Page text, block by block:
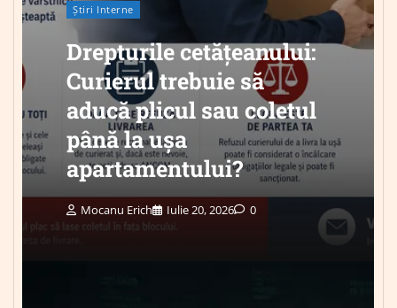
Știri Interne
Drepturile cetățeanului:
Curierul trebuie să
aducă plicul sau coletul
până la ușa
apartamentului?
Mocanu Erich Iulie 20, 2026 0